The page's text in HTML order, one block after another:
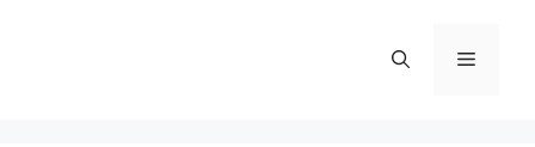
메